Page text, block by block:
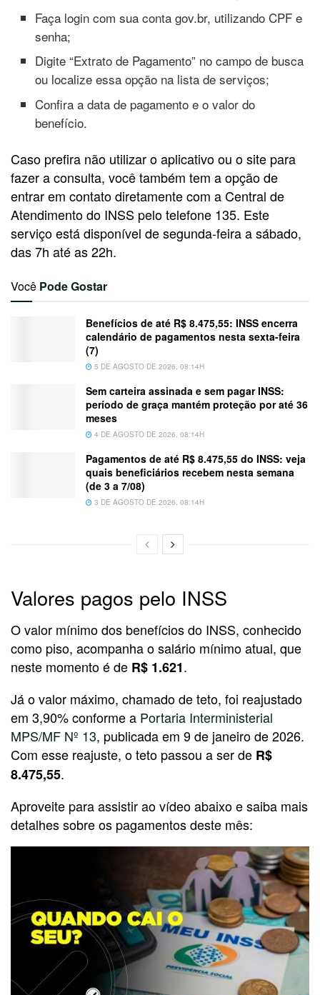
Faça login com sua conta gov.br, utilizando CPF e
senha;
Digite “Extrato de Pagamento” no campo de busca
ou localize essa opção na lista de serviços;
Confira a data de pagamento e o valor do
benefício.
Caso prefira não utilizar o aplicativo ou o site para
fazer a consulta, você também tem a opção de
entrar em contato diretamente com a Central de
Atendimento do INSS pelo telefone 135. Este
serviço está disponível de segunda-feira a sábado,
das 7h até as 22h.
Você Pode Gostar
Benefícios de até R$ 8.475,55: INSS encerra
calendário de pagamentos nesta sexta-feira
(7)
5 DE AGOSTO DE 2026, 08:14H
Sem carteira assinada e sem pagar INSS:
período de graça mantém proteção por até 36
meses
4 DE AGOSTO DE 2026, 08:14H
Pagamentos de até R$ 8.475,55 do INSS: veja
quais beneficiários recebem nesta semana
(de 3 a 7/08)
3 DE AGOSTO DE 2026, 08:14H
Valores pagos pelo INSS
O valor mínimo dos benefícios do INSS, conhecido
como piso, acompanha o salário mínimo atual, que
neste momento é de R$ 1.621.
Já o valor máximo, chamado de teto, foi reajustado
em 3,90% conforme a Portaria Interministerial
MPS/MF Nº 13, publicada em 9 de janeiro de 2026.
Com esse reajuste, o teto passou a ser de R$
8.475,55.
Aproveite para assistir ao vídeo abaixo e saiba mais
detalhes sobre os pagamentos deste mês: